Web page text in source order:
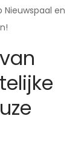
en